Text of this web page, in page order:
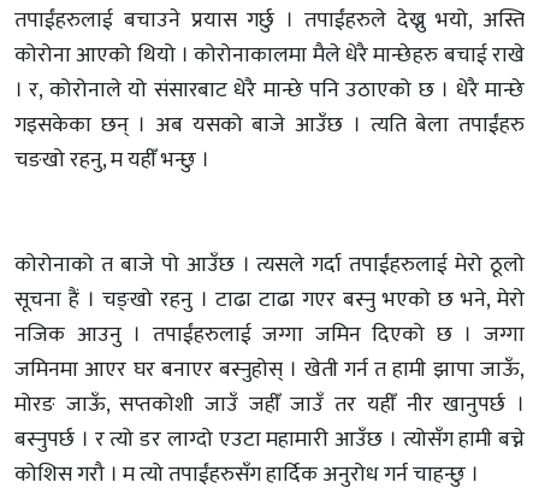
तपाईंहरुलाई बचाउने प्रयास गर्छु । तपाईंहरुले देख्नु भयो, अस्ति
कोरोना आएको थियो । कोरोनाकालमा मैले धेरै मान्छेहरु बचाई राखे
। र, कोरोनाले यो संसारबाट धेरै मान्छे पनि उठाएको छ । धेरै मान्छे
गइसकेका छन् । अब यसको बाजे आउँछ । त्यति बेला तपाईंहरु
चङखो रहनु, म यहीँ भन्छु ।
कोरोनाको त बाजे पो आउँछ । त्यसले गर्दा तपाईंहरुलाई मेरो ठूलो
सूचना हैं । चङ्खो रहनु । टाढा टाढा गएर बस्नु भएको छ भने, मेरो
नजिक आउनु । तपाईंहरुलाई जग्गा जमिन दिएको छ । जग्गा
जमिनमा आएर घर बनाएर बस्नुहोस् । खेती गर्न त हामी झापा जाऊँ,
मोरङ जाऊँ, सप्तकोशी जाउँ जहीँ जाउँ तर यहीँ नीर खानुपर्छ ।
बस्नुपर्छ । र त्यो डर लाग्दो एउटा महामारी आउँछ । त्योसँग हामी बच्ने
कोशिस गरौ । म त्यो तपाईंहरुसँग हार्दिक अनुरोध गर्न चाहन्छु ।